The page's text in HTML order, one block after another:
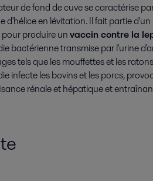
de fond de cuve se caractérise
d'hélice en lévitation. Il fait partie
pour produire unvaccin contre la
bactérienne transmise par l'urine
tels que les mouffettes et les
infecte les bovins et les porcs,
rénale et hépatique et